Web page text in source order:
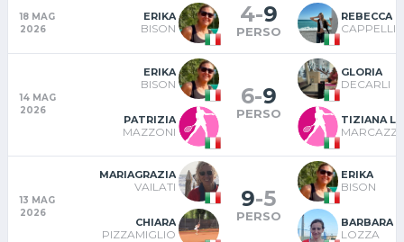
18 MAG
2026
ERIKA
BISON
4-9
PERSO
REBECCA
CAPPELLI
14 MAG
2026
ERIKA
BISON
PATRIZIA
MAZZONI
6-9
PERSO
GLORIA
DECARLI
TIZIANA
13 MAG
2026
MARIAGRAZIA
VAILATI
CHIARA
PIZZAMIGLIO
9-5
PERSO
ERIKA
BISON
BARBARA
LOZZA